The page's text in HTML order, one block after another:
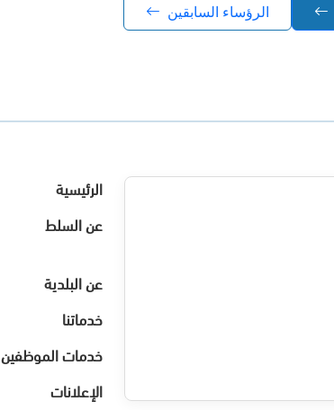
الرؤساء السابقين
الرئيسية
عن السلط
عن البلدية
خدماتنا
خدمات الموظفين
الإعلانات